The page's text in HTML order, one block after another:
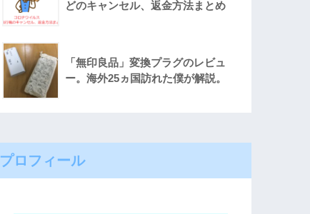
どのキャンセル、返金方法まとめ
「無印良品」変換プラグのレビュ
ー。海外25ヵ国訪れた僕が解説。
プロフィール